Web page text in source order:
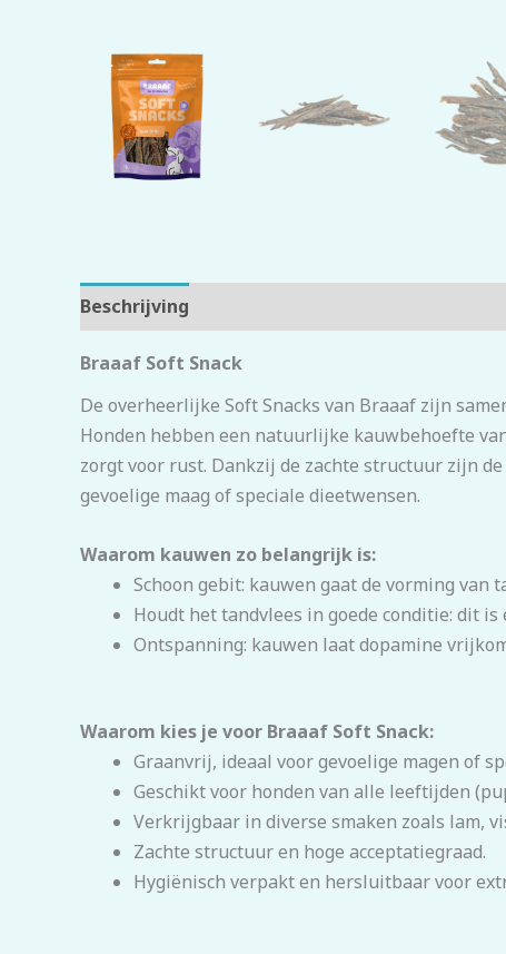
Beschrijving
Braaaf Soft Snack
De overheerlijke Soft Snacks van Braaaf zijn
Honden hebben een natuurlijke kauwbehoefte
zorgt voor rust. Dankzij de zachte structuur zijn
gevoelige maag of speciale dieetwensen.
Waarom kauwen zo belangrijk is:
Schoon gebit: kauwen gaat de vorming
Houdt het tandvlees in goede conditie: dit
Ontspanning: kauwen laat dopamine
Waarom kies je voor Braaaf Soft Snack:
Graanvrij, ideaal voor gevoelige magen of
Geschikt voor honden van alle leeftijden
Verkrijgbaar in diverse smaken zoals lam,
Zachte structuur en hoge acceptatiegraad.
Hygiënisch verpakt en hersluitbaar voor